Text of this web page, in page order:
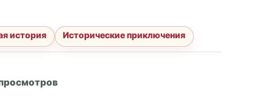
история Исторические приключения